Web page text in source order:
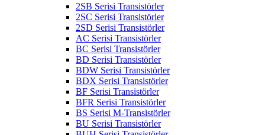
2SB Serisi Transistörler
2SC Serisi Transistörler
2SD Serisi Transistörler
AC Serisi Transistörler
BC Serisi Transistörler
BD Serisi Transistörler
BDW Serisi Transistörler
BDX Serisi Transistörler
BF Serisi Transistörler
BFR Serisi Transistörler
BS Serisi M-Transistörler
BU Serisi Transistörler